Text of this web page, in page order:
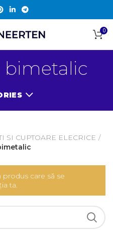
0
bimetalic
SI CUPTOARE ELECRICE
produs care să se
ta.